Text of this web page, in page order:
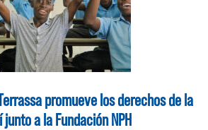
promueve los derechos de la
a la Fundación NPH